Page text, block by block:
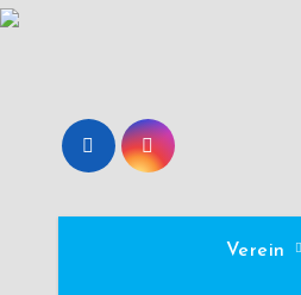
Zum
Verein